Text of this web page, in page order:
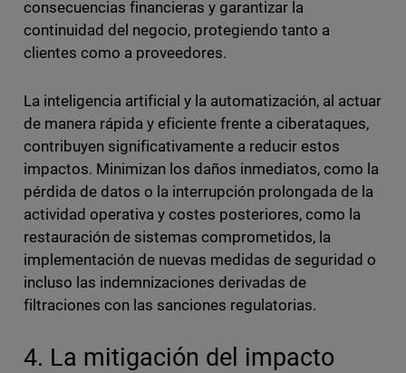
consecuencias financieras y garantizar la
continuidad del negocio, protegiendo tanto a
clientes como a proveedores.
La inteligencia artificial y la automatización, al actuar
de manera rápida y eficiente frente a ciberataques,
contribuyen significativamente a reducir estos
impactos. Minimizan los daños inmediatos, como la
pérdida de datos o la interrupción prolongada de la
actividad operativa y costes posteriores, como la
restauración de sistemas comprometidos, la
implementación de nuevas medidas de seguridad o
incluso las indemnizaciones derivadas de
filtraciones con las sanciones regulatorias.
4. La mitigación del impacto